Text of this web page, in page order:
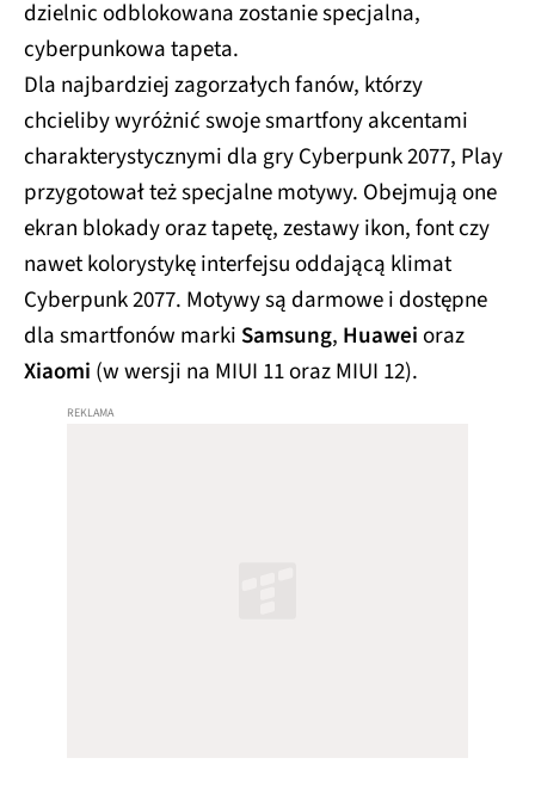
dzielnic odblokowana zostanie specjalna,
cyberpunkowa tapeta.
Dla najbardziej zagorzałych fanów, którzy
chcieliby wyróżnić swoje smartfony akcentami
charakterystycznymi dla gry Cyberpunk 2077, Play
przygotował też specjalne motywy. Obejmują one
ekran blokady oraz tapetę, zestawy ikon, font czy
nawet kolorystykę interfejsu oddającą klimat
Cyberpunk 2077. Motywy są darmowe i dostępne
dla smartfonów marki Samsung, Huaweioraz
Xiaomi (w wersji na MIUI 11 oraz MIUI 12).